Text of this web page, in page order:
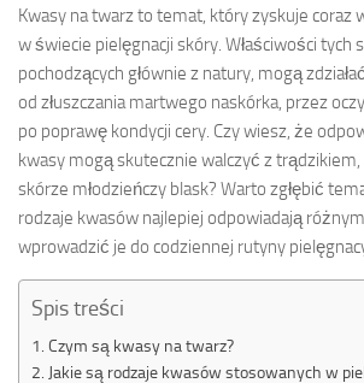
Kwasy na twarz to temat, który zyskuje coraz
w świecie pielęgnacji skóry. Właściwości tych
pochodzących głównie z natury, mogą
od złuszczania martwego naskórka, przez
po poprawę kondycji cery. Czy wiesz, że
kwasy mogą skutecznie walczyć z
skórze młodzieńczy blask? Warto zgłębić
rodzaje kwasów najlepiej odpowiadają
wprowadzić je do codziennej rutyny
Spis treści
Czym są kwasy na twarz?
Jakie są rodzaje kwasów stosowanych w